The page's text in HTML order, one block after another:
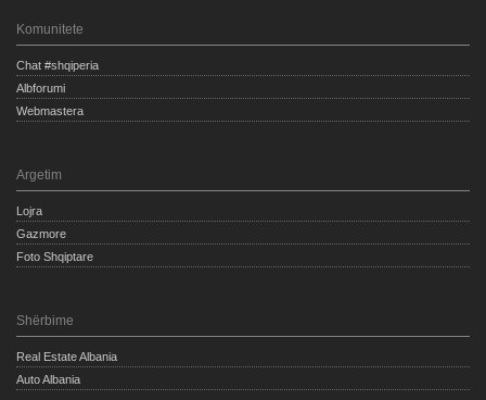
Komunitete
Chat #shqiperia
Albforumi
Webmastera
Argetim
Lojra
Gazmore
Foto Shqiptare
Shërbime
Real Estate Albania
Auto Albania